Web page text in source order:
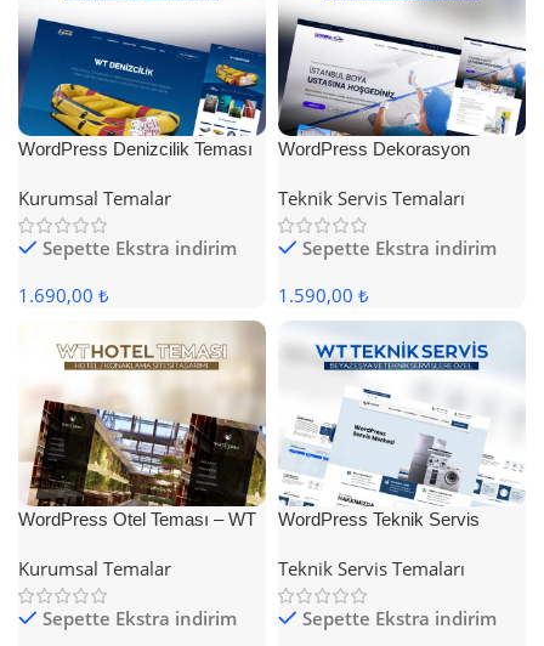
WordPress Denizcilik Teması
Kurumsal Temalar
Sepette Ekstra indirim
1.690,00 ₺
WordPress Dekorasyon
Teknik Servis Temaları
Sepette Ekstra indirim
1.590,00 ₺
WordPress Otel Teması – WT
Kurumsal Temalar
Sepette Ekstra indirim
WordPress Teknik Servis
Teknik Servis Temaları
Sepette Ekstra indirim